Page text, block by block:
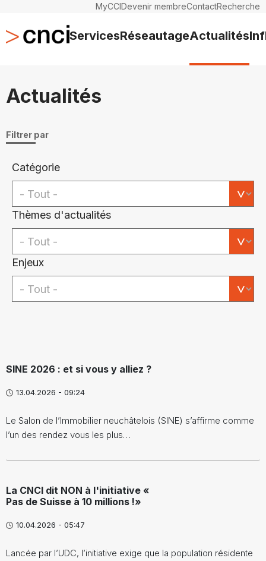
MyCCIDevenir membreContactRecherche
ServicesRéseautageActualités
Actualités
Filtrer par
Catégorie
Thèmes d'actualités
Enjeux
SINE 2026 : et si vous y alliez ?
13.04.2026 - 09:24
Le Salon de l’Immobilier neuchâtelois (SINE) s’affirme comme
l’un des rendez vous les plus…
La CNCI dit NON à l'initiative «
Pas de Suisse à 10 millions !»
10.04.2026 - 05:47
Lancée par l’UDC, l’initiative exige que la population résidente